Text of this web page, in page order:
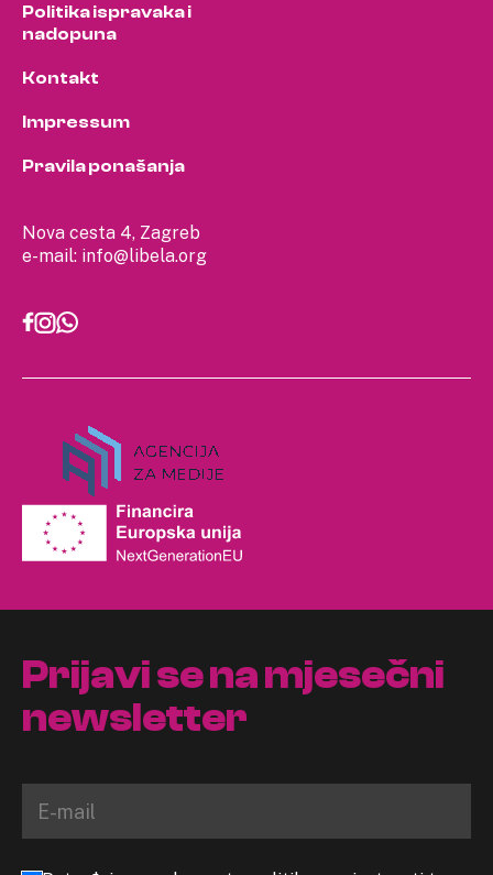
Nova cesta 4, Zagreb
e-mail: info@libela.org
Politika ispravaka i
nadopuna
Kontakt
Impressum
Pravila ponašanja
Prijavi se na mjesečni
newsletter